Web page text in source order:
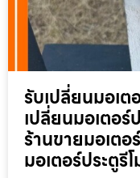
รับเปลี่ยนมอเต
เปลี่ยนมอเตอ
ร้านขายมอเตอ
มอเตอร์ประตูรี